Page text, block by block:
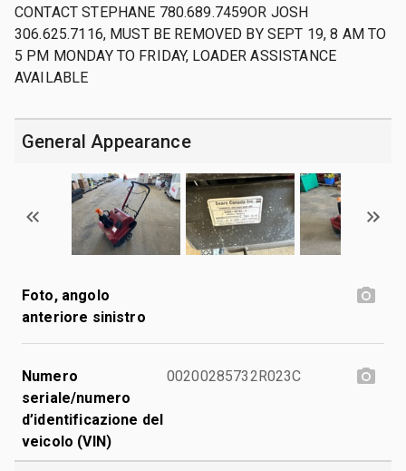
CONTACT STEPHANE 780.689.7459OR JOSH
306.625.7116, MUST BE REMOVED BY SEPT 19, 8 AM TO
5 PM MONDAY TO FRIDAY, LOADER ASSISTANCE
AVAILABLE
General Appearance
Foto, angolo
anteriore sinistro
Numero
seriale/numero
d’identificazione del
veicolo (VIN)
00200285732R023C